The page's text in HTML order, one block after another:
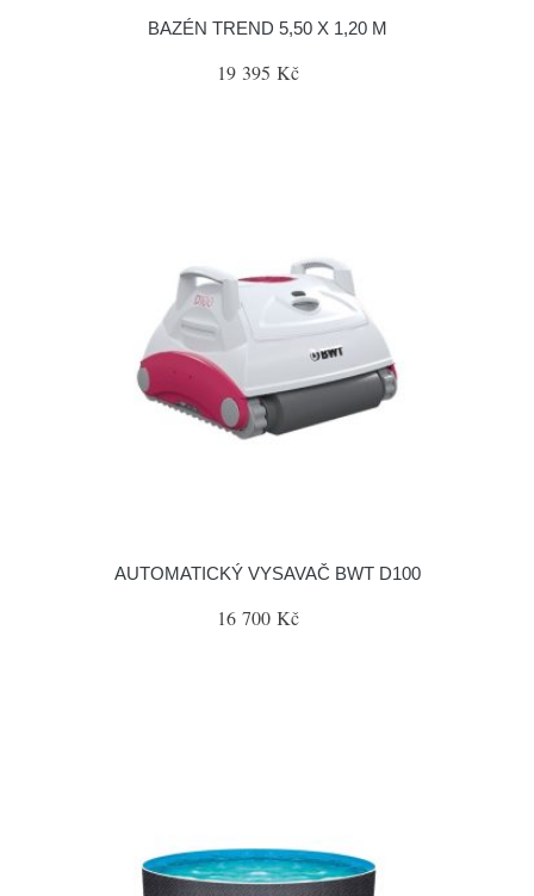
BAZÉN TREND 5,50 X 1,20 M
19 395 Kč
AUTOMATICKÝ VYSAVAČ BWT D100
16 700 Kč